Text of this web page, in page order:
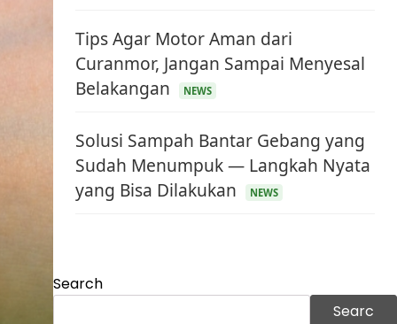
Tips Agar Motor Aman dari
Curanmor, Jangan Sampai Menyesal
Belakangan
NEWS
Solusi Sampah Bantar Gebang yang
Sudah Menumpuk — Langkah Nyata
yang Bisa Dilakukan
NEWS
Search
Searc
KEUANGAN & INVESTASI
Perampokan Bank dengan Konspirasi